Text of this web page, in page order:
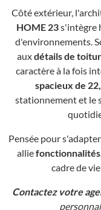
Côté extérieur,
HOME 23s'intègre
d'environnements.
auxdétails de
caractère à la fois
spacieux de
stationnement et le
Pensée pour
allie
cadre de
Contactez votre